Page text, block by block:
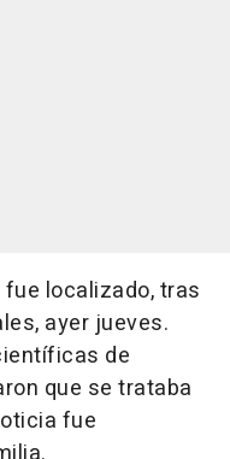
localizado, tras
ayer jueves.
de
que se trataba
fue